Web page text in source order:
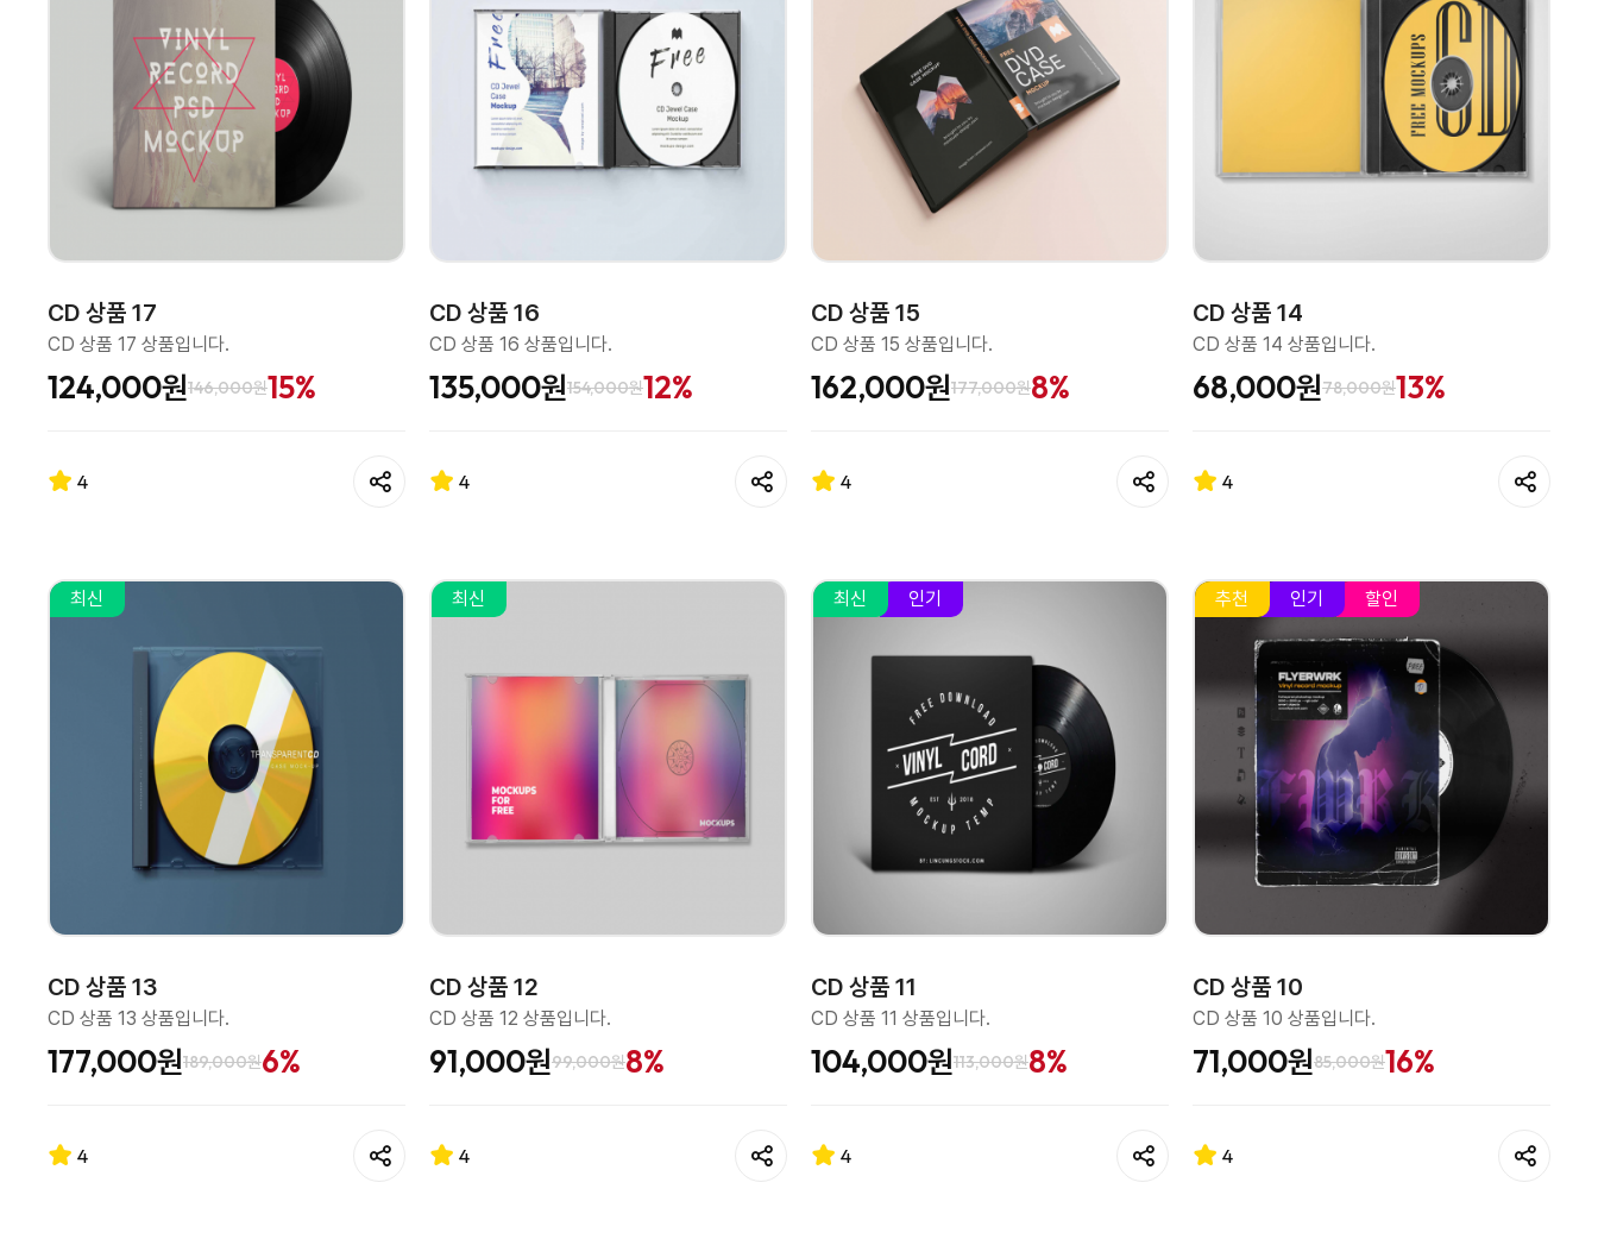
CD 상품 17
CD 상품 17 상품입니다.
124,000원146,000원15%
4
CD 상품 16
CD 상품 16 상품입니다.
135,000원154,000원12%
4
CD 상품 15
CD 상품 15 상품입니다.
162,000원177,000원8%
4
CD 상품 14
CD 상품 14 상품입니다.
68,000원78,000원13%
4
최신
CD 상품 13
CD 상품 13 상품입니다.
177,000원189,000원6%
4
최신
CD 상품 12
CD 상품 12 상품입니다.
91,000원99,000원8%
4
최신 인기
CD 상품 11
CD 상품 11 상품입니다.
104,000원113,000원8%
4
추천 인기 할인
CD 상품 10
CD 상품 10 상품입니다.
71,000원85,000원16%
4